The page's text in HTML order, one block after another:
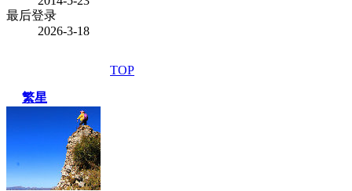
最后登录
2026-3-18
TOP
繁星